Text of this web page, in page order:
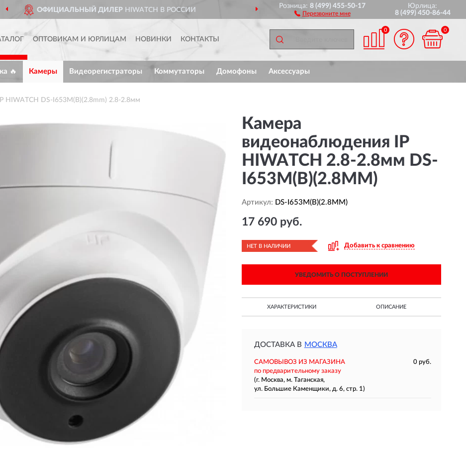
В РОССИИ ДОСТАВИМ ПО ВСЕЙ РОССИИ
Розница:8 (499) 455-50-17
Перезвоните мне
Юрлица:
8 (499) 450-86-44
ОПТОВИКАМ И ЮРЛИЦАМ НОВИНКИ КОНТАКТЫ
0 0
🔥 Камеры Видеорегистраторы Коммутаторы Домофоны Аксессуары
HIWATCH DS-I653M(B)(2.8mm) 2.8-2.8мм
Камера
видеонаблюдения IP
HIWATCH 2.8-2.8мм DS-
I653M(B)(2.8MM)
Артикул: DS-I653M(B)(2.8MM)
17 690 руб.
НЕТ В НАЛИЧИИ Добавить к сравнению
УВЕДОМИТЬ О ПОСТУПЛЕНИИ
ХАРАКТЕРИСТИКИ ОПИСАНИЕ
ДОСТАВКА В МОСКВА
САМОВЫВОЗ ИЗ МАГАЗИНА
0 руб.
по предварительному заказу
(г. Москва, м. Таганская,
ул. Большие Каменщики, д. 6, стр. 1)